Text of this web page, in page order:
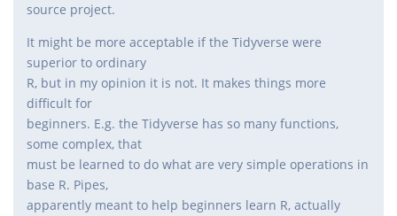
source project.
It might be more acceptable if the Tidyverse were
superior to ordinary
R, but in my opinion it is not. It makes things more
difficult for
beginners. E.g. the Tidyverse has so many functions,
some complex, that
must be learned to do what are very simple operations in
base R. Pipes,
apparently meant to help beginners learn R, actually